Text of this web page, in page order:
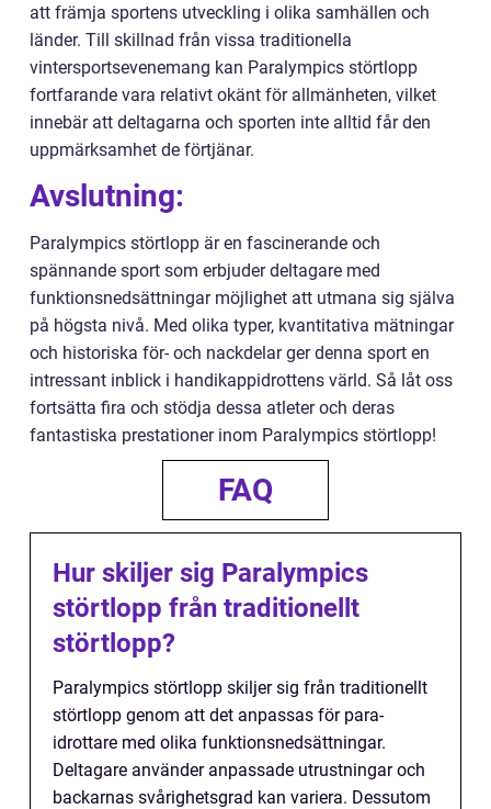
att främja sportens utveckling i olika samhällen och
länder. Till skillnad från vissa traditionella
vintersportsevenemang kan Paralympics störtlopp
fortfarande vara relativt okänt för allmänheten, vilket
innebär att deltagarna och sporten inte alltid får den
uppmärksamhet de förtjänar.
Avslutning:
Paralympics störtlopp är en fascinerande och
spännande sport som erbjuder deltagare med
funktionsnedsättningar möjlighet att utmana sig själva
på högsta nivå. Med olika typer, kvantitativa mätningar
och historiska för- och nackdelar ger denna sport en
intressant inblick i handikappidrottens värld. Så låt oss
fortsätta fira och stödja dessa atleter och deras
fantastiska prestationer inom Paralympics störtlopp!
FAQ
Hur skiljer sig Paralympics
störtlopp från traditionellt
störtlopp?
Paralympics störtlopp skiljer sig från traditionellt
störtlopp genom att det anpassas för para-
idrottare med olika funktionsnedsättningar.
Deltagare använder anpassade utrustningar och
backarnas svårighetsgrad kan variera. Dessutom